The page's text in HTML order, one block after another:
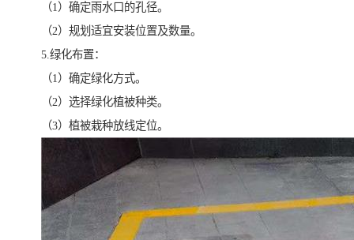
（1）确定雨水口的孔径。
（2）规划适宜安装位置及数量。
5.绿化布置：
（1）确定绿化方式。
（2）选择绿化植被种类。
（3）植被栽种放线定位。